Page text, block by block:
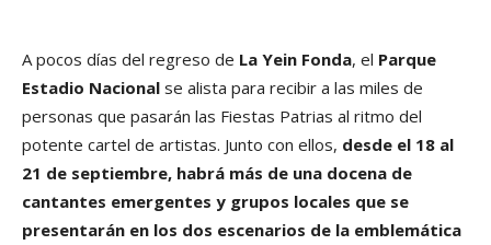
A pocos días del regreso de La Yein Fonda, el Parque
Estadio Nacional se alista para recibir a las miles de
personas que pasarán las Fiestas Patrias al ritmo del
potente cartel de artistas. Junto con ellos, desde el 18 al
21 de septiembre, habrá más de una docena de
cantantes emergentes y grupos locales que se
presentarán en los dos escenarios de la emblemática